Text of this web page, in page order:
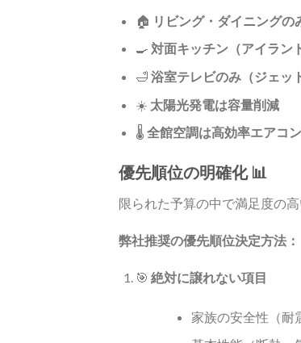
🏠 リビング・ダイニングの
🍳 対面キッチン（アイラン
🛁 浴室テレビのみ（ジェッ
☀️ 太陽光発電は容量削減
🌡️ 全館空調は高効率エアコ
優先順位の明確化 📊
限られた予算の中で満足度の
弊社推奨の優先順位決定方法：
🎯 絶対に譲れない項目
家族の安全性（耐